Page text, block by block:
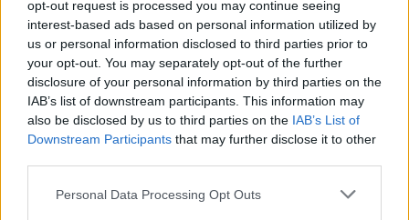
opt-out request is processed you may continue seeing
interest-based ads based on personal information utilized by
us or personal information disclosed to third parties prior to
your opt-out. You may separately opt-out of the further
disclosure of your personal information by third parties on the
IAB’s list of downstream participants. This information may
also be disclosed by us to third parties on the IAB’s List of
Downstream Participants that may further disclose it to other
Personal Data Processing Opt Outs
Videoja e rrallë e liderit suprem
publikohet nga Irani, mister
mbi shëndetin e Mojtaba
Khameneit
heq shtetësinë e Kosovës